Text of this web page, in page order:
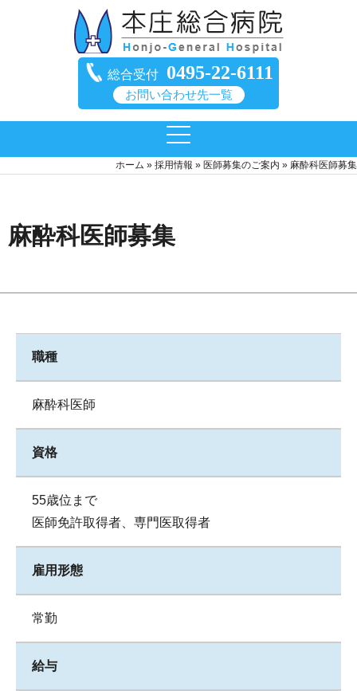
総合受付 0495-22-6111
お問い合わせ先一覧
ホーム » 採用情報 » 医師募集のご案内 » 麻酔科医師募集
麻酔科医師募集
職種
麻酔科医師
資格
55歳位まで
医師免許取得者、専門医取得者
雇用形態
常勤
給与